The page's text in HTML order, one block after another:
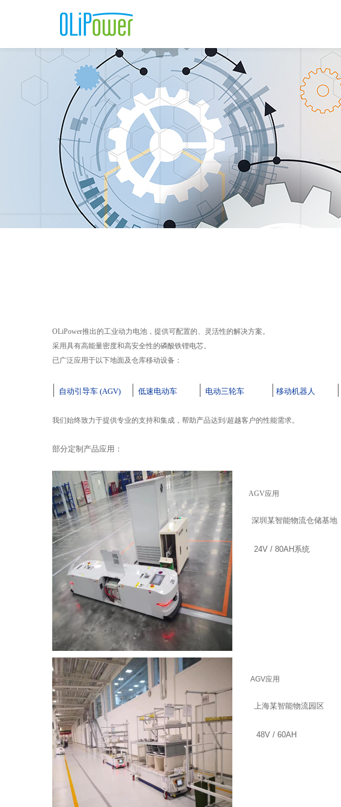
OLiPower推出的工业动力电池，提供可配置的、灵活性的解决方案。
采用具有高能量密度和高安全性的磷酸铁锂电芯。
已广泛应用于以下地面及仓库移动设备：
| 自动引导车 (AGV) | 低速电动车 | 电动三轮车 | 移动机器人 |
我们始终致力于提供专业的支持和集成，帮助产品达到/超越客户的性能需求。
部分定制产品应用：
AGV应用
深圳某智能物流仓储基地
24V / 80AH系统
AGV应用
上海某智能物流园区
48V / 60AH